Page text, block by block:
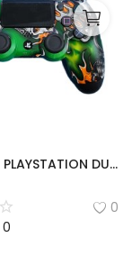
JOYSTICK PLAYSTATION DUALSHOCK PS4 CON DISEÑO
0